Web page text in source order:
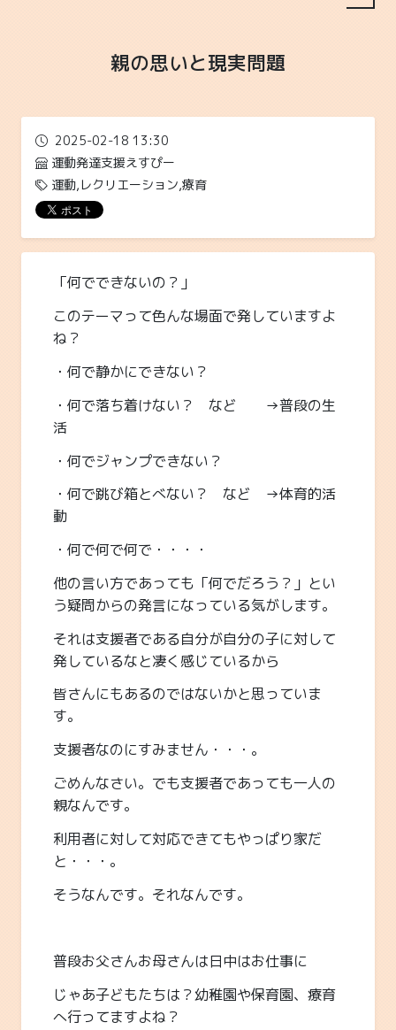
親の思いと現実問題
2025-02-18 13:30
運動発達支援えすぴー
運動,レクリエーション,療育
「何でできないの？」
このテーマって色んな場面で発していますよ
ね？
・何で静かにできない？
・何で落ち着けない？ など →普段の生
活
・何でジャンプできない？
・何で跳び箱とべない？ など →体育的活
動
・何で何で何で・・・・
他の言い方であっても「何でだろう？」とい
う疑問からの発言になっている気がします。
それは支援者である自分が自分の子に対して
発しているなと凄く感じているから
皆さんにもあるのではないかと思っていま
す。
支援者なのにすみません・・・。
ごめんなさい。でも支援者であっても一人の
親なんです。
利用者に対して対応できてもやっぱり家だ
と・・・。
そうなんです。それなんです。
普段お父さんお母さんは日中はお仕事に
じゃあ子どもたちは？幼稚園や保育園、療育
へ行ってますよね？